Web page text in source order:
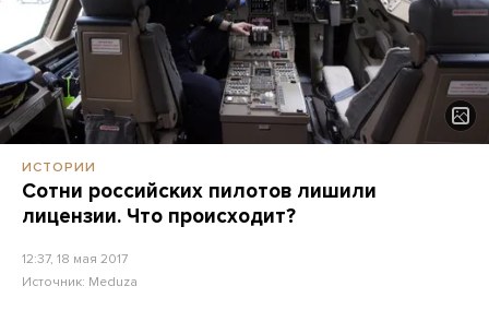
ИСТОРИИ
Сотни российских пилотов лишили
лицензии. Что происходит?
12:37, 18 мая 2017
Источник: Meduza